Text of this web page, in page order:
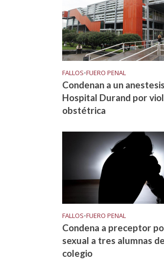
FALLOS•FUERO PENAL
Condenan a un
Hospital Durand por
obstétrica
FALLOS•FUERO PENAL
Condena a preceptor
sexual a tres alumnas
colegio